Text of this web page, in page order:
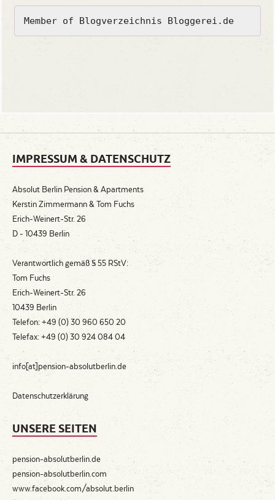
Member of Blogverzeichnis Bloggerei.de
IMPRESSUM & DATENSCHUTZ
Absolut Berlin Pension & Apartments
Kerstin Zimmermann & Tom Fuchs
Erich-Weinert-Str. 26
D - 10439 Berlin
Verantwortlich gemäß § 55 RStV:
Tom Fuchs
Erich-Weinert-Str. 26
10439 Berlin
Telefon: +49 (0) 30 960 650 20
Telefax: +49 (0) 30 924 084 04
info[at]pension-absolutberlin.de
Datenschutzerklärung
UNSERE SEITEN
pension-absolutberlin.de
pension-absolutberlin.com
www.facebook.com/absolut.berlin